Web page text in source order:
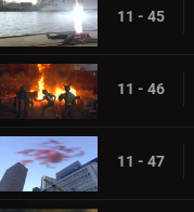
11 - 45
11 - 46
11 - 47